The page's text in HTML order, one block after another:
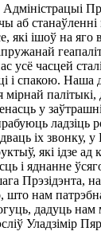
аб
які ішоў на
усё часцей
і спакою. Наша
палітыкі,
у
ладзіць
іх звонку, у
які ідзе ад
і яднанне
Прэзідэнта,
што нам
дадуць нам
Уладзімір